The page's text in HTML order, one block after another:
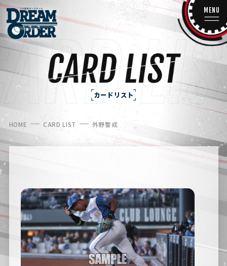
MENU
カードリスト
HOME CARD LIST 外野警戒